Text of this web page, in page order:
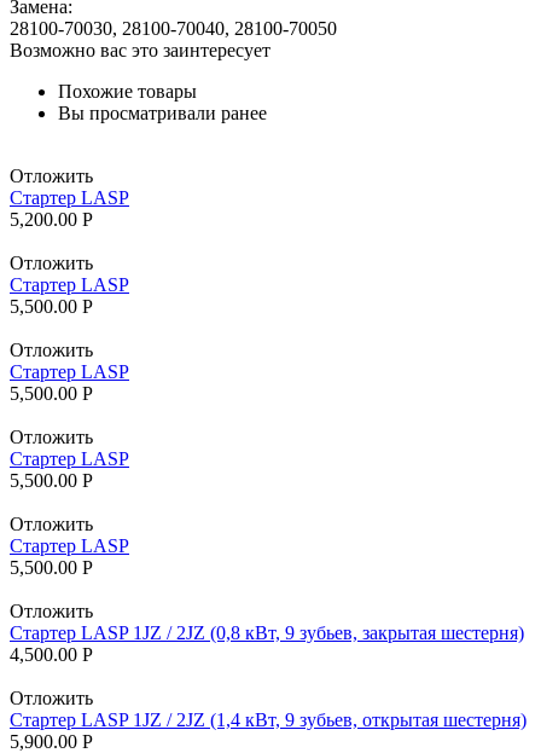
Замена:
28100-70030, 28100-70040, 28100-70050
Возможно вас это заинтересует
Похожие товары
Вы просматривали ранее
Отложить
Стартер LASP
5,200.00 Р
Отложить
Стартер LASP
5,500.00 Р
Отложить
Стартер LASP
5,500.00 Р
Отложить
Стартер LASP
5,500.00 Р
Отложить
Стартер LASP
5,500.00 Р
Отложить
Стартер LASP 1JZ / 2JZ (0,8 кВт, 9 зубьев, закрытая шестерня)
4,500.00 Р
Отложить
Стартер LASP 1JZ / 2JZ (1,4 кВт, 9 зубьев, открытая шестерня)
5,900.00 Р